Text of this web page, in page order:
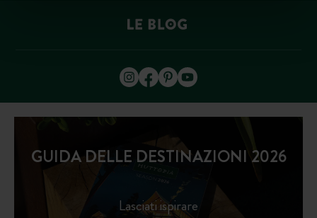
GUIDA DELLE DESTINAZIONI 2026
Lasciati ispirare